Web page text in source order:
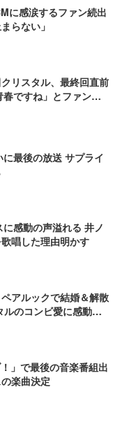
に感涙するファン続出
らない」
リスタル、最終回直前
ですね」とファン感
最後の放送 サプライ
感動の声溢れる 井ノ
唱した理由明かす
アルックで結婚＆解散
ルのコンビ愛に感動の
」で最後の音楽番組出
楽曲決定